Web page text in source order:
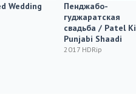
Wedding
Пенджабо-
гуджаратская
свадьба / Patel Ki
Punjabi Shaadi
2017 HDRip